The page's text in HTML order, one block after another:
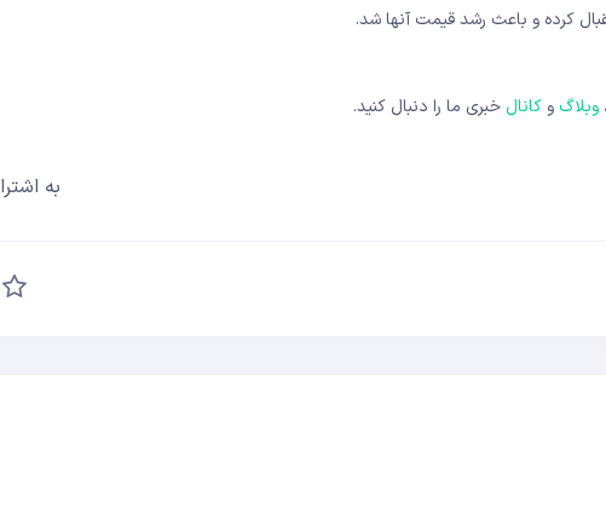
کرده و باعث رشد قیمت آنها شد.
وبلاگ و کانال خبری ما را دنبال کنید.
به